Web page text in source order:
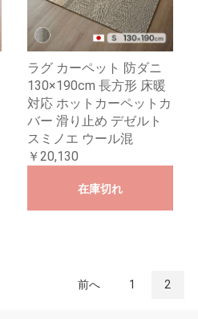
ラグ カーペット 防ダニ
130×190cm 長方形 床暖
対応 ホットカーペットカ
バー 滑り止め デゼルト
スミノエ ウール混
￥20,130
在庫切れ
前へ 1 2